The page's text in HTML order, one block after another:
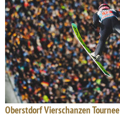
Oberstdorf Vierschanzen Tournee